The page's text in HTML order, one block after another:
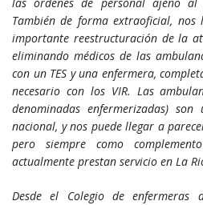
También de forma extraoficial,
importante reestructuración de la
eliminando médicos de las
con un TES y una enfermera,
necesario con los VIR. Las
denominadas enfermerizadas)
nacional, y nos puede llegar a
pero siempre como
actualmente prestan servicio en La
Desde el Colegio de